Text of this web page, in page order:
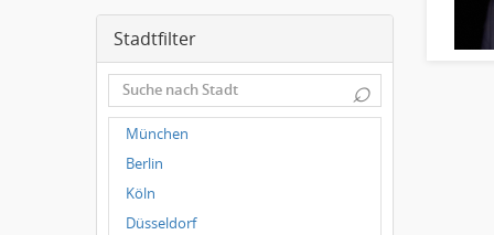
Stadtfilter
⌕
München
Berlin
Köln
Düsseldorf